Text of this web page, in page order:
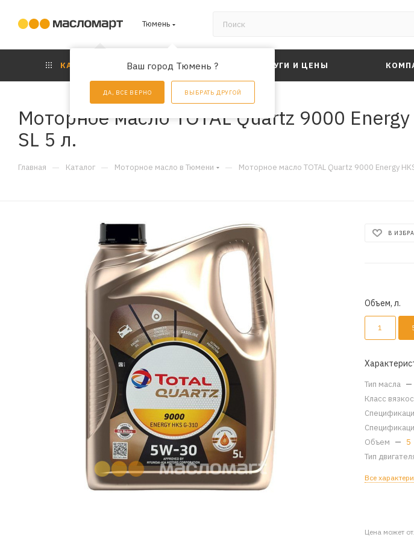
Тюмень
Ваш город Тюмень ?
ДА, ВСЕ ВЕРНО ВЫБРАТЬ ДРУГОЙ
КАТАЛОГ АКЦИИ УСЛУГИ И ЦЕНЫ
Моторное масло TOTAL Quartz 9000
SL 5 л.
Главная — Каталог — Моторное масло в Тюмени — Моторное масло TOTAL Quartz 9000 Energy
В
Объем, л.
1
Тип масла —
Класс
Объем — 5
Тип
Все
Цена может